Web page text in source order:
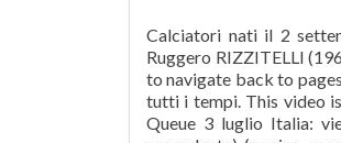
Calciatori nati il 2
Ruggero RIZZITELLI
to navigate back to
tutti i tempi. This video
Queue 3 luglio Italia: